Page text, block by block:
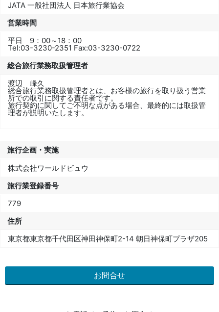
JATA 一般社団法人 日本旅行業協会
営業時間
平日 9：00～18：00
Tel:03-3230-2351 Fax:03-3230-0722
総合旅行業務取扱管理者
渡辺 峰久
総合旅行業務取扱管理者とは、お客様の旅行を取り扱う営業
所での取引に関する責任者です。
旅行契約に関してご不明な点がある場合、最終的には取扱管
理者が説明いたします。
旅行企画・実施
株式会社ワールドビュウ
旅行業登録番号
779
住所
東京都東京都千代田区神田神保町2-14 朝日神保町プラザ205
お問合せ